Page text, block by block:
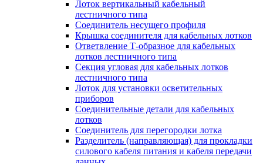
Лоток вертикальный кабельный
лестничного типа
Соединитель несущего профиля
Крышка соединителя для кабельных лотков
Ответвление Т-образное для кабельных
лотков лестничного типа
Секция угловая для кабельных лотков
лестничного типа
Лоток для установки осветительных
приборов
Соединительные детали для кабельных
лотков
Соединитель для перегородки лотка
Разделитель (направляющая) для прокладки
силового кабеля питания и кабеля передачи